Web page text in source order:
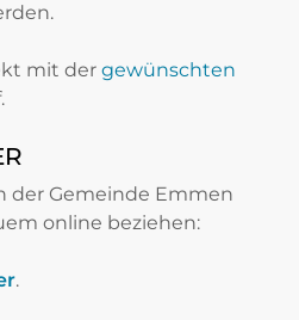
mit der gewünschten
der Gemeinde Emmen
online beziehen:
.